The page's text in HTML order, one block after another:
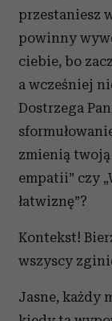
przestaniesz
powinny
ciebie, bo
a wcześniej
Dostrzega
zmienią twoją
empatii” czy
łatwiznę”?
Kontekst!
wszyscy
Jasne, każdy